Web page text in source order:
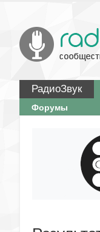
РадиоЗвук
Форумы